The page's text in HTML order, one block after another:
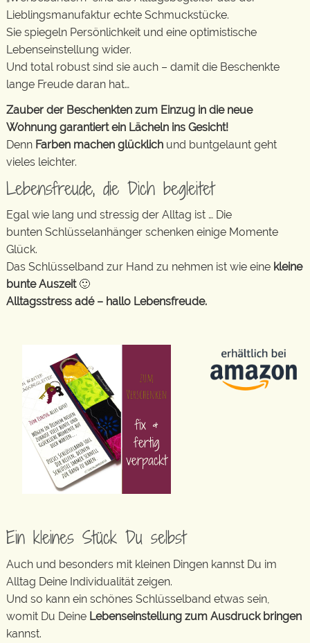
Lieblingsmanufaktur echte Schmuckstücke.
Sie spiegeln Persönlichkeit und eine optimistische
Lebenseinstellung wider.
Und total robust sind sie auch – damit die Beschenkte
lange Freude daran hat…
Zauber der Beschenkten zum Einzug in die neue
Wohnung garantiert ein Lächeln ins Gesicht!
Denn Farben machen glücklich und buntgelaunt geht
vieles leichter.
Lebensfreude, die Dich begleitet
Egal wie lang und stressig der Alltag ist … Die
bunten Schlüsselanhänger schenken einige Momente
Glück.
Das Schlüsselband zur Hand zu nehmen ist wie eine kleine
bunte Auszeit🙂
Alltagsstress adé – hallo Lebensfreude.
Ein kleines Stück Du selbst
Auch und besonders mit kleinen Dingen kannst Du im
Alltag Deine Individualität zeigen.
Und so kann ein schönes Schlüsselband etwas sein,
womit Du Deine Lebenseinstellung zum Ausdruck bringen
kannst.